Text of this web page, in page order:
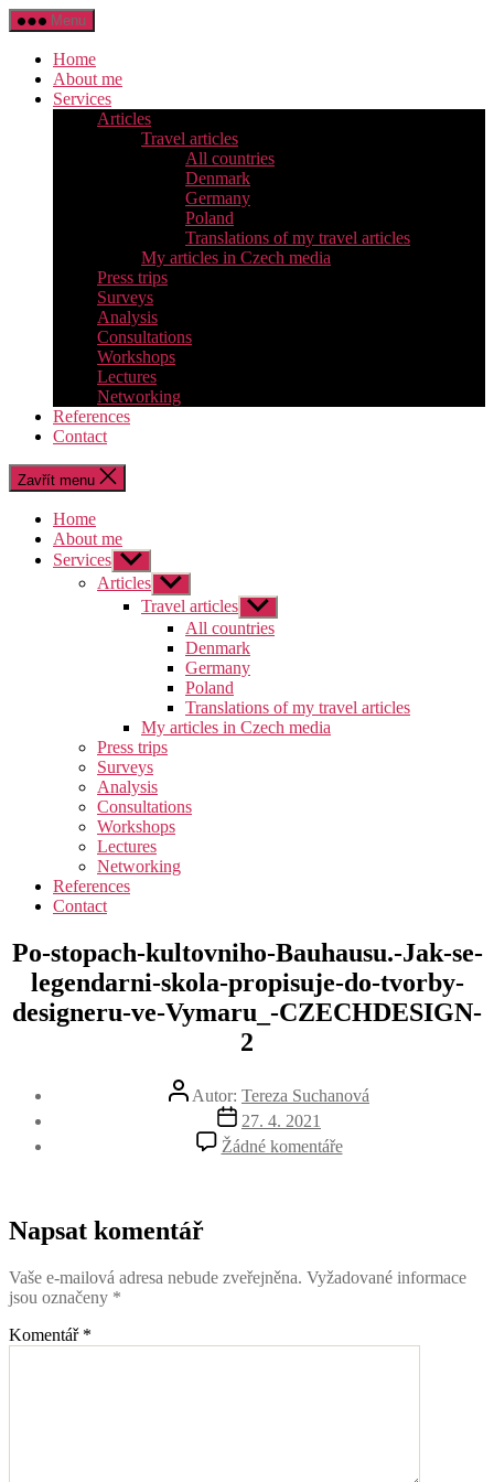
Přejít
k
obsahu
Menu
Home
About me
Services
Articles
Travel articles
All countries
Denmark
Germany
Poland
Translations of my travel articles
My articles in Czech media
Press trips
Surveys
Analysis
Consultations
Workshops
Lectures
Networking
References
Contact
Zavřít menu
Home
About me
Services Zobrazit
podmenu
Articles Zobrazit
podmenu
Travel articles Zobrazit
podmenu
All countries
Denmark
Germany
Poland
Translations of my travel articles
My articles in Czech media
Press trips
Surveys
Analysis
Consultations
Workshops
Lectures
Networking
References
Contact
Po-stopach-kultovniho-Bauhausu.-Jak-se-
legendarni-skola-propisuje-do-tvorby-
designeru-ve-Vymaru_-CZECHDESIGN-
2
Autor
příspěvku
Autor: Tereza Suchanová
Datum
příspěvku
27. 4. 2021
Žádné komentářeu
textu
Bauhausu.-
Napsat komentář
Vaše e-mailová adresa nebude zveřejněna. Vyžadované informace
jsou označeny *
Komentář *